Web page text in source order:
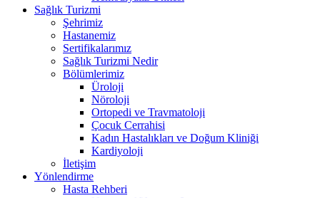
Sağlık Turizmi
Şehrimiz
Hastanemiz
Sertifikalarımız
Sağlık Turizmi Nedir
Bölümlerimiz
Üroloji
Nöroloji
Ortopedi ve Travmatoloji
Çocuk Cerrahisi
Kadın Hastalıkları ve Doğum Kliniği
Kardiyoloji
İletişim
Yönlendirme
Hasta Rehberi